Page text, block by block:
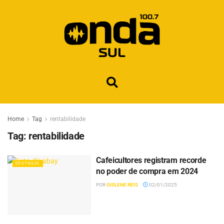
Home Tag rentabilidade
Tag: rentabilidade
DESTAQUE
Cafeicultores registram recorde
no poder de compra em 2024
PORGISLENE REIS 02/01/2025